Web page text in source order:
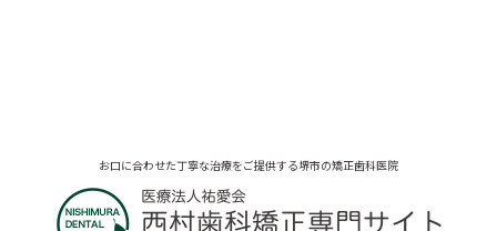
お口に合わせた丁寧な治療をご提供する堺市の矯正歯科医院